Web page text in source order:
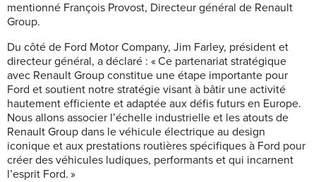
mentionné François Provost, Directeur général de Renault
Group.
Du côté de Ford Motor Company, Jim Farley, président et
directeur général, a déclaré : « Ce partenariat stratégique
avec Renault Group constitue une étape importante pour
Ford et soutient notre stratégie visant à bâtir une activité
hautement efficiente et adaptée aux défis futurs en Europe.
Nous allons associer l’échelle industrielle et les atouts de
Renault Group dans le véhicule électrique au design
iconique et aux prestations routières spécifiques à Ford pour
créer des véhicules ludiques, performants et qui incarnent
l’esprit Ford. »